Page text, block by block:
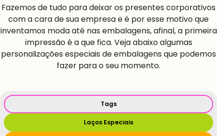
Fazemos de tudo para deixar os presentes corporativos
com a cara de sua empresa e é por esse motivo que
inventamos moda até nas embalagens, afinal, a primeira
impressão é a que fica. Veja abaixo algumas
personalizações especiais de embalagens que podemos
fazer para o seu momento.
Tags
Laços Especiais